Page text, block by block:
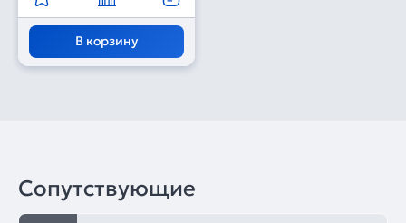
В корзину
Сопутствующие